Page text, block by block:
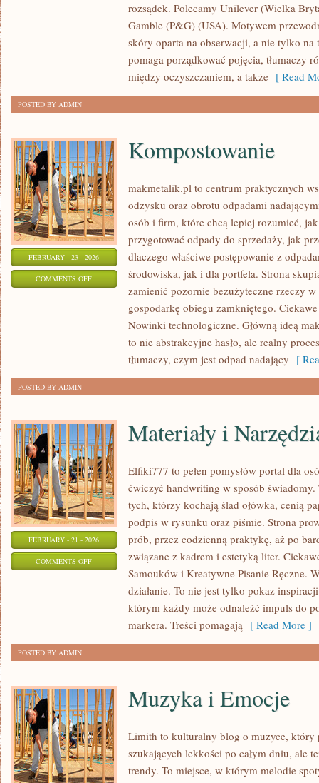
BRYTANIA/HOLANDIA)
rozsądek. Polecamy Unilever (Wielka
Gamble (P&G) (USA). Motywem
skóry oparta na obserwacji, a nie tylko na
pomaga porządkować pojęcia, tłumaczy
między oczyszczaniem, a także [ Read
POSTED BY ADMIN
FEBRUARY - 23 - 2026
COMMENTS OFFON
KOMPOSTOWANIE
Kompostowanie
makmetalik.pl to centrum praktycznych
odzysku oraz obrotu odpadami
osób i firm, które chcą lepiej rozumieć,
przygotować odpady do sprzedaży, jak
dlaczego właściwe postępowanie z
środowiska, jak i dla portfela. Strona
zamienić pozornie bezużyteczne rzeczy
gospodarkę obiegu zamkniętego.
Nowinki technologiczne. Główną ideą
to nie abstrakcyjne hasło, ale realny
tłumaczy, czym jest odpad nadający [
POSTED BY ADMIN
FEBRUARY - 21 - 2026
COMMENTS OFFON
MATERIAŁY
NARZĘDZIA
Materiały i
Elfiki777 to pełen pomysłów portal dla
ćwiczyć handwriting w sposób świadomy.
tych, którzy kochają ślad ołówka, cenią
podpis w rysunku oraz piśmie. Strona
prób, przez codzienną praktykę, aż po
związane z kadrem i estetyką liter.
Samouków i Kreatywne Pisanie Ręczne.
działanie. To nie jest tylko pokaz
którym każdy może odnaleźć impuls do
markera. Treści pomagają [ Read More ]
POSTED BY ADMIN
Muzyka i Emocje
Limith to kulturalny blog o muzyce, który
szukających lekkości po całym dniu, ale
trendy. To miejsce, w którym melodie